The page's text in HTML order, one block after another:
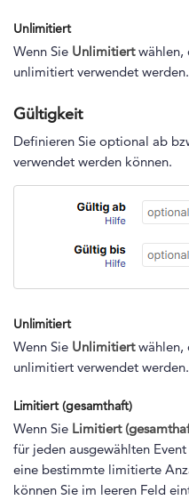
Unlimitiert
Wenn Sie Unlimitiertwählen,
unlimitiert verwendet werden.
Gültigkeit
Definieren Sie optional ab
verwendet werden können.
Unlimitiert
Wenn Sie Unlimitiertwählen,
unlimitiert verwendet werden.
Limitiert (gesamthaft)
Wenn Sie Limitiert
für jeden ausgewählten
eine bestimmte limitierte
können Sie im leeren Feld